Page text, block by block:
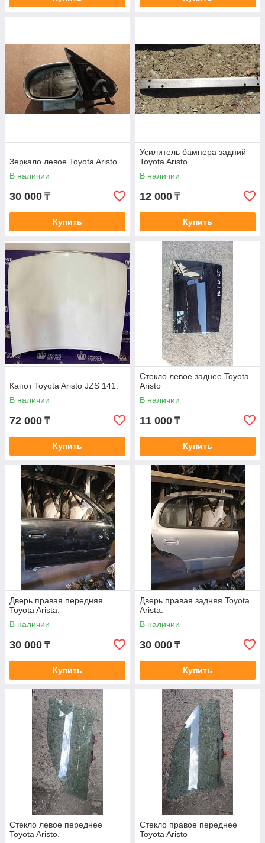
Зеркало левое Toyota Aristo
В наличии
30 000 ₸
Купить
Усилитель бампера задний
Toyota Aristo
В наличии
12 000 ₸
Купить
Капот Toyota Aristo JZS 141.
В наличии
72 000 ₸
Купить
Стекло левое заднее Toyota
Aristo
В наличии
11 000 ₸
Купить
Дверь правая передняя
Toyota Arista.
В наличии
30 000 ₸
Купить
Дверь правая задняя Toyota
Arista.
В наличии
30 000 ₸
Купить
Стекло левое переднее
Toyota Aristo.
Стекло правое переднее
Toyota Aristo